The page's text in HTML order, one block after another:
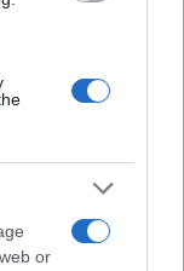
or